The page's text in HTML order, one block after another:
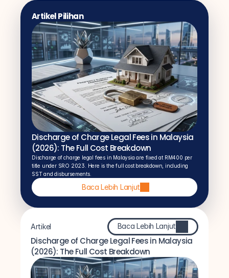
Artikel Pilihan
Discharge of Charge Legal Fees in Malaysia
(2026): The Full Cost Breakdown
Discharge of charge legal fees in Malaysia are fixed at RM400 per
title under SRO 2023. Here is the full cost breakdown, including
SST and disbursements.
Baca Lebih Lanjut
Artikel Baca Lebih Lanjut
Discharge of Charge Legal Fees in Malaysia
(2026): The Full Cost Breakdown